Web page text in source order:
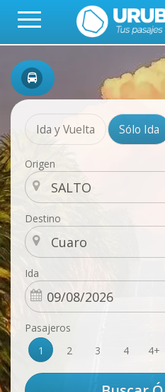
Ida y Vuelta Sólo Ida
Origen
Destino
Ida
Pasajeros
1
2 3 4 4+